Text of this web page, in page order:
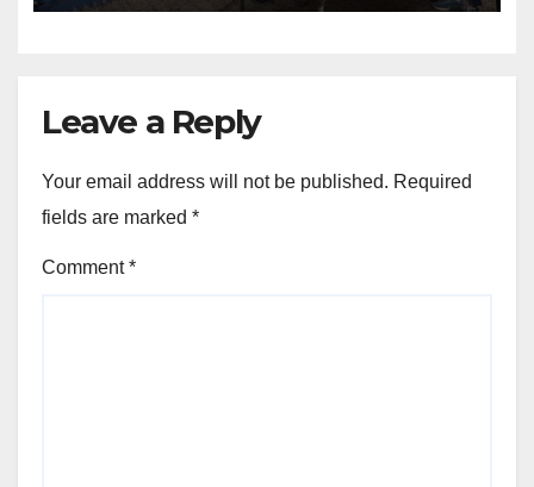
Leave a Reply
Your email address will not be published. Required
fields are marked *
Comment*